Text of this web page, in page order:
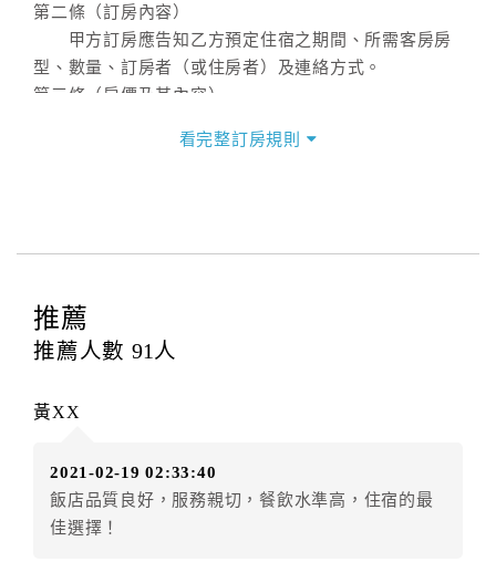
第二條（訂房內容）
甲方訂房應告知乙方預定住宿之期間、所需客房房
型、數量、訂房者（或住房者）及連絡方式。
第三條（房價及其內容）
量及房價，並應依第一條約定通知甲方，且非經甲方同
甲方入住及退房之時間依飯店現場規定。但甲、乙
雙方另有約定者，從其約定。第五條（付款方式）
式。
房費100%為定金
第七條（甲方解約時定金之退還）
甲方解約時，應通知乙方，並得要求乙方依下列標
看完整訂房規則
推薦
推薦人數 91 人
黃XX
2021-02-19 02:33:40
飯店品質良好，服務親切，餐飲水準高，住宿的最
佳選擇！